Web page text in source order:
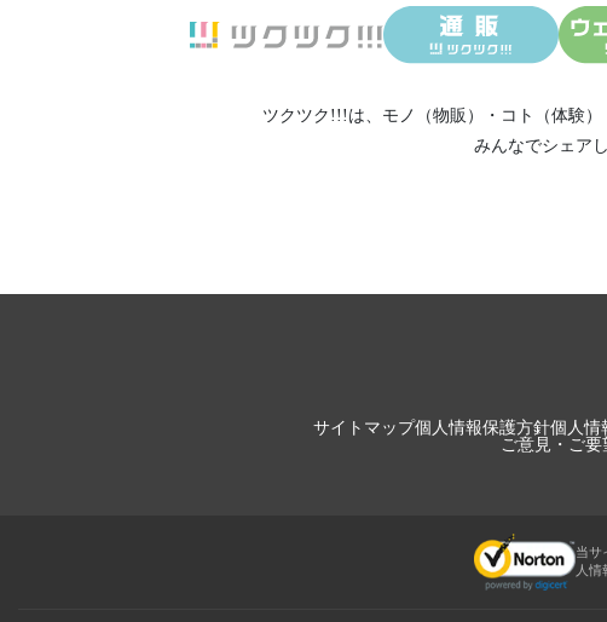
ツクツク!!!は、 モノ（物販） ・ コト（体験）
みんなでシェア
サイトマップ個人情報保護方針個人情
ご意見・ご要
当サ
人情